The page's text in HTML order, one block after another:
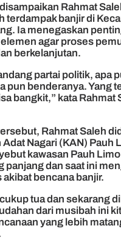
Rahmat
terdampak banjir di
Ia menegaskan
agar proses
berkelanjutan.
partai politik, apa
pun benderanya. Yang
bangkit,” kata Rahmat
Rahmat Saleh
Adat Nagari (KAN) Pauh
kawasan Pauh
panjang dan saat ini
bencana banjir.
tua dan sekarang
dari musibah ini
yang lebih